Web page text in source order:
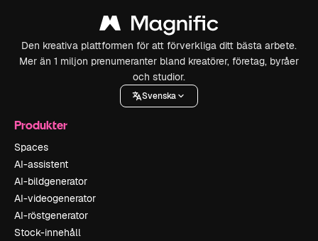
Den kreativa plattformen för att förverkliga ditt bästa arbete.
Mer än 1 miljon prenumeranter bland kreatörer, företag, byråer
och studior.
Svenska
Produkter
Spaces
AI-assistent
AI-bildgenerator
AI-videogenerator
AI-röstgenerator
Stock-innehåll